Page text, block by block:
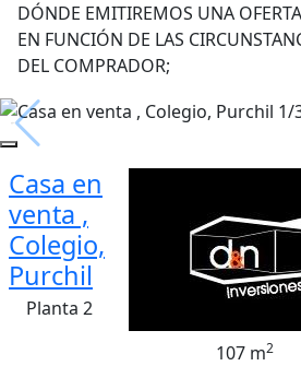
DÓNDE EMITIREMOS UNA
EN FUNCIÓN DE LAS
DEL COMPRADOR;
Casa en
venta ,
Colegio,
Purchil
Planta 2
107 m2